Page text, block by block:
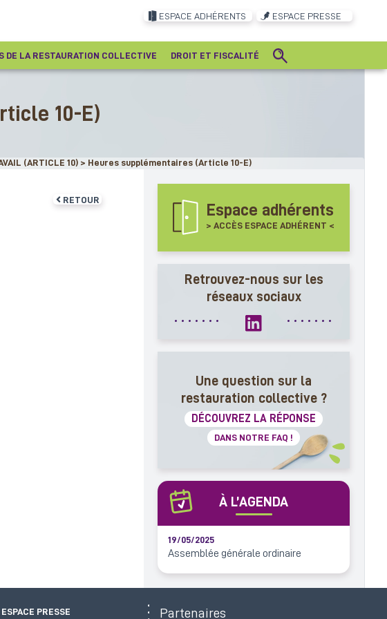
ESPACE ADHÉRENTS ESPACE PRESSE
DE LA RESTAURATION COLLECTIVE DROIT ET FISCALITÉ
10-E)
(ARTICLE 10) > Heures supplémentaires (Article 10-E)
RETOUR
Espace adhérents
> ACCÈS ESPACE ADHÉRENT <
Retrouvez-nous sur les
réseaux sociaux
Une question sur la
restauration collective ?
DÉCOUVREZ LA RÉPONSE
DANS NOTRE FAQ !
À L’AGENDA
19/05/2025
Assemblée générale ordinaire
ESPACE PRESSE Partenaires